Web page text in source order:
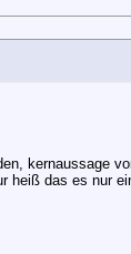
kernaussage
das es nur